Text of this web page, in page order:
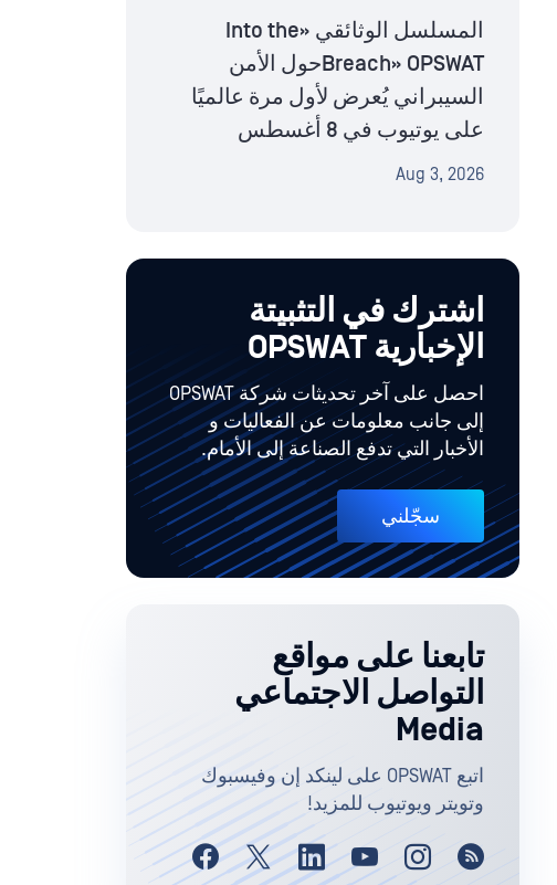
المسلسل الوثائقي «Into the
Breach» OPSWATحول الأمن
السيبراني يُعرض لأول مرة عالميًا
على يوتيوب في 8 أغسطس
Aug 3, 2026
اشترك في التثبيتة
الإخبارية OPSWAT
احصل على آخر تحديثات شركة OPSWAT
إلى جانب معلومات عن الفعاليات و
الأخبار التي تدفع الصناعة إلى الأمام.
سجّلني
تابعنا على مواقع
التواصل الاجتماعي
Media
اتبع OPSWAT على لينكد إن وفيسبوك
وتويتر ويوتيوب للمزيد!